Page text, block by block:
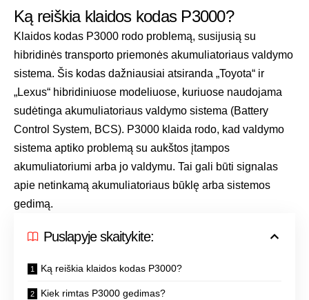
Ką reiškia klaidos kodas P3000?
Klaidos kodas P3000 rodo problemą, susijusią su
hibridinės transporto priemonės akumuliatoriaus valdymo
sistema. Šis kodas dažniausiai atsiranda „Toyota“ ir
„Lexus“ hibridiniuose modeliuose, kuriuose naudojama
sudėtinga akumuliatoriaus valdymo sistema (Battery
Control System, BCS). P3000 klaida rodo, kad valdymo
sistema aptiko problemą su aukštos įtampos
akumuliatoriumi arba jo valdymu. Tai gali būti signalas
apie netinkamą akumuliatoriaus būklę arba sistemos
gedimą.
Puslapyje skaitykite:
Ką reiškia klaidos kodas P3000?
Kiek rimtas P3000 gedimas?